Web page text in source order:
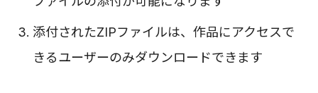
添付されたZIPファイルは、作品にアクセスで
きるユーザーのみダウンロードできます